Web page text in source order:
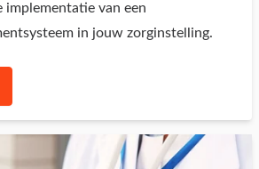
van een
in jouw zorginstelling.